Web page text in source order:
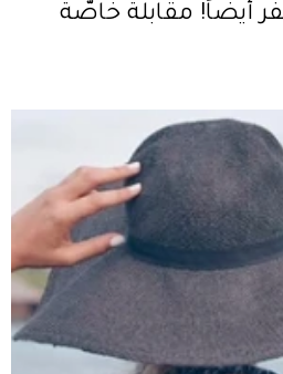
أيضاً! مقابلة خاصّة